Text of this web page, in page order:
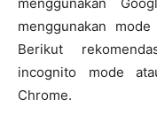
menggunakan
Berikut
incognito mode
Chrome.